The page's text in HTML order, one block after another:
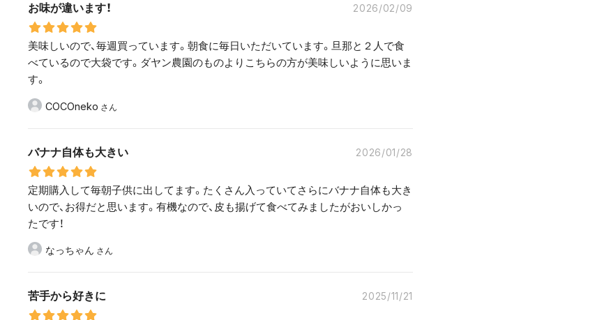
お味が違います！ 2026/02/09
美味しいので、毎週買っています。朝食に毎日いただいています。旦那と２人で食
べているので大袋です。ダヤン農園のものよりこちらの方が美味しいように思いま
す。
COCOneko
バナナ自体も大きい 2026/01/28
定期購入して毎朝子供に出してます。たくさん入っていてさらにバナナ自体も大き
いので、お得だと思います。有機なので、皮も揚げて食べてみましたがおいしかっ
たです！
なっちゃん
苦手から好きに 2025/11/21